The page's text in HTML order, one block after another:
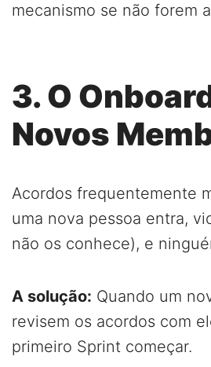
mecanismo se não forem
3. O
Novos
Acordos frequentemente
uma nova pessoa entra,
não os conhece), e
A solução: Quando um
revisem os acordos com
primeiro Sprint começar.